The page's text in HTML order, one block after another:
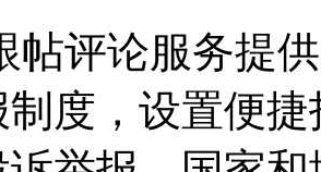
帖评论服务提
度，设置便